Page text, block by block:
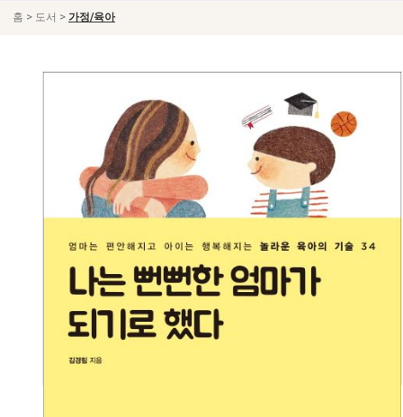
홈 > 도서 > 가정/육아